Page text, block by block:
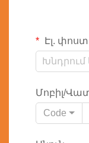
Էլ. փոստ
Մոբիլ/
Code